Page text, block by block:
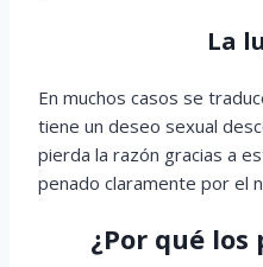
La
En muchos casos se
tiene un deseo sexual
pierda la razón gracias a
penado claramente por el
¿Por qué